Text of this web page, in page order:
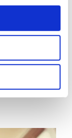
återhämtande
som